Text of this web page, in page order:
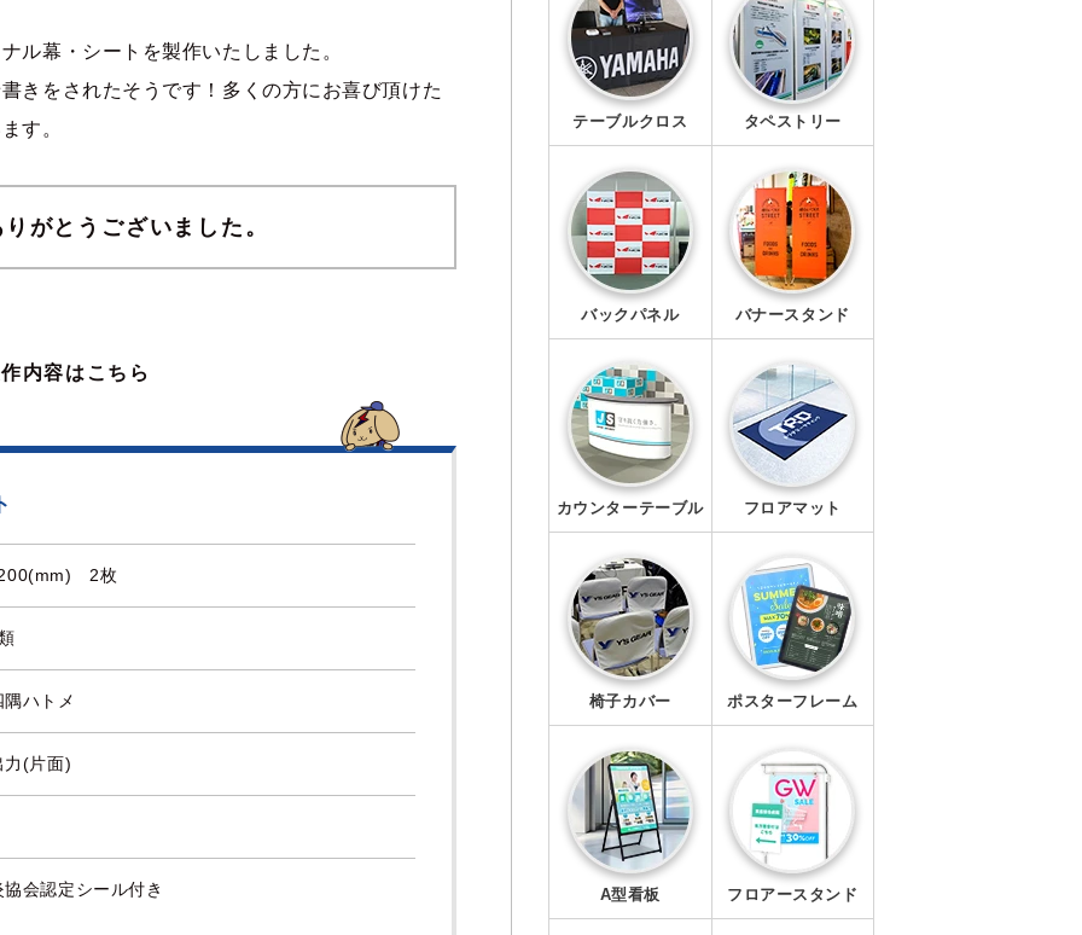
ル幕・シートを製作いたしました。
きをされたそうです！多くの方にお喜び頂けた
す。
がとうございました。
内容はこちら
2枚
ハトメ
力(片面)
会認定シール付き
幕・シート
タペストリー
シール・ステッカー
クリアファイル
マグネット
Ｔシャツ
ブルゾン
ワイシャツ
キャップ
エプロン
マスク
テーブルクロス タペストリー
バックパネル バナースタンド
カウンターテーブル フロアマット
椅子カバー ポスターフレーム
A型看板 フロアースタンド